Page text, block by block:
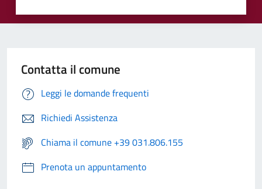
Contatta il comune
Leggi le domande frequenti
Richiedi Assistenza
Chiama il comune +39 031.806.155
Prenota un appuntamento